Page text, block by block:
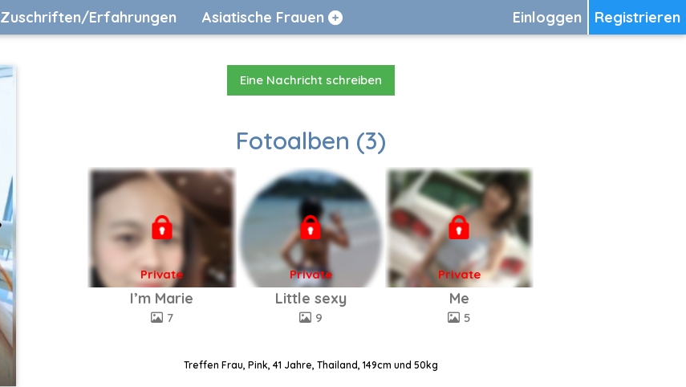
Registrieren
Einloggen
Zuschriften/Erfahrungen Asiatische Frauen
Eine Nachricht schreiben
Fotoalben (3)
Private
I’m Marie
7
Private
Little sexy
9
Private
Me
5
Treffen Frau, Pink, 41 Jahre, Thailand, 149cm und 50kg